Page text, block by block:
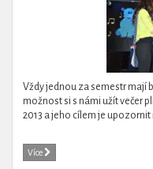
Vždy jednou za semestr mají
možnost si s námi užít večer
2013 a jeho cílem je
Více